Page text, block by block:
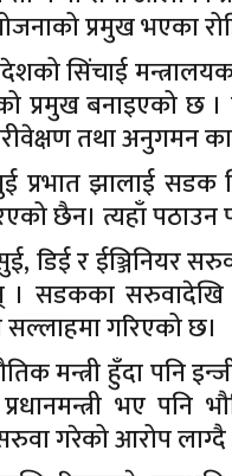
प्रमुख भएका
सिंचाई
प्रमुख बनाइएको छ ।
तथा अनुगमन
प्रभात झालाई
छैन। त्यहाँ पठाउन
डिई र ईञ्जिनियर
सडकका सरुवादेखि
गरिएको छ।
मन्त्री हुँदा पनि
भए पनि
गरेको आरोप